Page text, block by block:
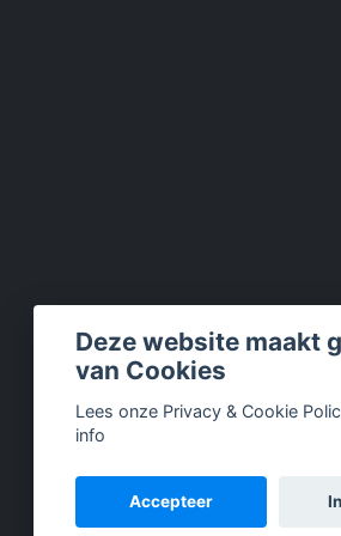
Deze website maakt
van Cookies
Lees onze Privacy & Cookie
info
Accepteer